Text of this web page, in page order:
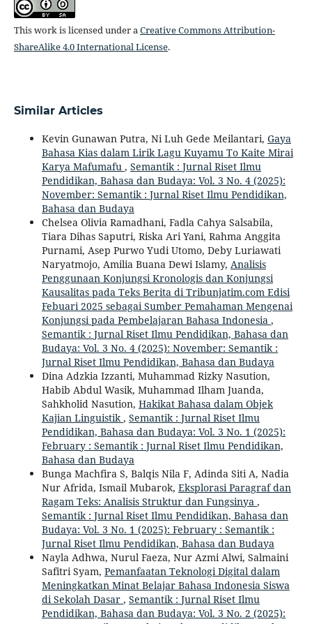
This work is licensed under aCreative Commons Attribution-
ShareAlike 4.0 International License.
Similar Articles
Kevin Gunawan Putra, Ni Luh Gede Meilantari, Gaya
Bahasa Kias dalam Lirik Lagu Kuyamu To Kaite Mirai
Karya Mafumafu , Semantik : Jurnal Riset Ilmu
Pendidikan, Bahasa dan Budaya: Vol. 3 No. 4 (2025):
November: Semantik : Jurnal Riset Ilmu Pendidikan,
Bahasa dan Budaya
Chelsea Olivia Ramadhani, Fadla Cahya Salsabila,
Tiara Dihas Saputri, Riska Ari Yani, Rahma Anggita
Purnami, Asep Purwo Yudi Utomo, Deby Luriawati
Naryatmojo, Amilia Buana Dewi Islamy, Analisis
Penggunaan Konjungsi Kronologis dan Konjungsi
Kausalitas pada Teks Berita di Tribunjatim.com Edisi
Febuari 2025 sebagai Sumber Pemahaman Mengenai
Konjungsi pada Pembelajaran Bahasa Indonesia ,
Semantik : Jurnal Riset Ilmu Pendidikan, Bahasa dan
Budaya: Vol. 3 No. 4 (2025): November: Semantik :
Jurnal Riset Ilmu Pendidikan, Bahasa dan Budaya
Dina Adzkia Izzanti, Muhammad Rizky Nasution,
Habib Abdul Wasik, Muhammad Ilham Juanda,
Sahkholid Nasution, Hakikat Bahasa dalam Objek
Kajian Linguistik, Semantik : Jurnal Riset Ilmu
Pendidikan, Bahasa dan Budaya: Vol. 3 No. 1 (2025):
February : Semantik : Jurnal Riset Ilmu Pendidikan,
Bahasa dan Budaya
Bunga Machfira S, Balqis Nila F, Adinda Siti A, Nadia
Nur Afrida, Ismail Mubarok, Eksplorasi Paragraf dan
Ragam Teks: Analisis Struktur dan Fungsinya ,
Semantik : Jurnal Riset Ilmu Pendidikan, Bahasa dan
Budaya: Vol. 3 No. 1 (2025): February : Semantik :
Jurnal Riset Ilmu Pendidikan, Bahasa dan Budaya
Nayla Adhwa, Nurul Faeza, Nur Azmi Alwi, Salmaini
Safitri Syam, Pemanfaatan Teknologi Digital dalam
Meningkatkan Minat Belajar Bahasa Indonesia Siswa
di Sekolah Dasar , Semantik : Jurnal Riset Ilmu
Pendidikan, Bahasa dan Budaya: Vol. 3 No. 2 (2025):